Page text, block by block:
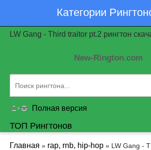
Категории
LW Gang - Third traitor pt.2 рингтон
New-Rington.com
Полная версия
ТОП Рингтонов
Главная » rap, rnb, hip-hop » LW Gang -